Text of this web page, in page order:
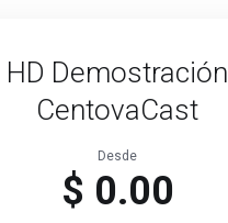
HD Demostración
CentovaCast
Desde
$ 0.00